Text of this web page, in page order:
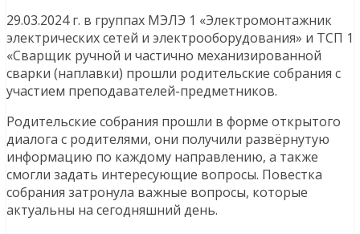
29.03.2024 г. в группах МЭЛЭ 1 «Электромонтажник
электрических сетей и электрооборудования» и ТСП 1
«Сварщик ручной и частично механизированной
сварки (наплавки) прошли родительские собрания с
участием преподавателей-предметников.
Родительские собрания прошли в форме открытого
диалога с родителями, они получили развёрнутую
информацию по каждому направлению, а также
смогли задать интересующие вопросы. Повестка
собрания затронула важные вопросы, которые
актуальны на сегодняшний день.